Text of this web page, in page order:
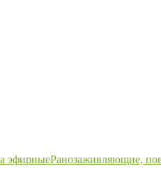
эфирныеРанозаживляющие,